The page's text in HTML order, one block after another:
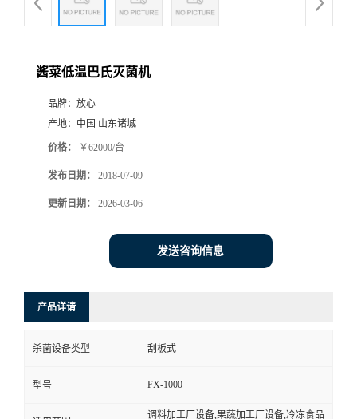
酱菜低温巴氏灭菌机
品牌： 放心
产地： 中国 山东诸城
价格： ￥62000/台
发布日期： 2018-07-09
更新日期： 2026-03-06
发送咨询信息
产品详请
杀菌设备类型 刮板式
型号 FX-1000
调料加工厂设备,果蔬加工厂设备,冷冻食品